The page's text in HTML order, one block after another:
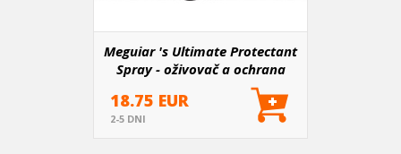
Meguiar 's Ultimate Protectant
Spray - oživovač a ochrana
nelakovaných plastov v
exteriéri aj interiéri, 450 ml
18.75 EUR
2-5 DNI